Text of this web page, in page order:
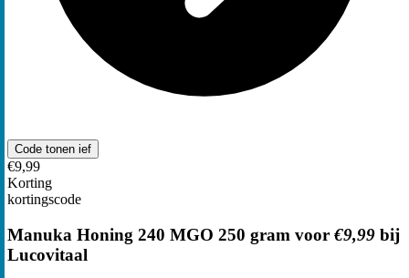
Code tonen ief
€9,99
Korting
kortingscode
Manuka Honing 240 MGO 250 gram voor €9,99 bij
Lucovitaal